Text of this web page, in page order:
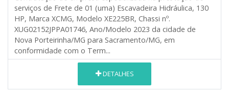
serviços de Frete de 01 (uma) Escavadeira Hidráulica, 130
HP, Marca XCMG, Modelo XE225BR, Chassi nº.
XUG02152JPPA01746, Ano/Modelo 2023 da cidade de
Nova Porteirinha/MG para Sacramento/MG, em
conformidade com o Term...
DETALHES